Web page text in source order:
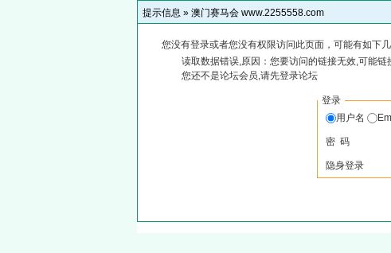
提示信息 » 澳门赛马会 www.2255558.com
您没有登录或者您没有权限访问此页面，可能有如下
读取数据错误,原因：您要访问的链接无效,可能
您还不是论坛会员,请先登录论坛
登录
用户名
密 码
隐身登录